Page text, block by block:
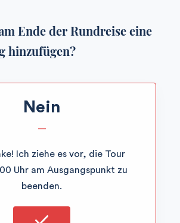
Ende der Rundreise eine
hinzufügen?
Nein
—
Ich ziehe es vor, die Tour
Uhr am Ausgangspunkt zu
beenden.